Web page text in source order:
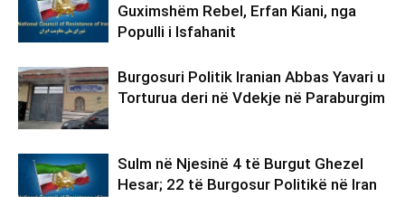
Guximshëm Rebel, Erfan Kiani, nga
Populli i Isfahanit
Burgosuri Politik Iranian Abbas Yavari u
Torturua deri në Vdekje në Paraburgim
Sulm në Njesinë 4 të Burgut Ghezel
Hesar; 22 të Burgosur Politikë në Iran